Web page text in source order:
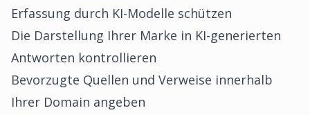
Erfassung durch KI-Modelle schützen
Die Darstellung Ihrer Marke in KI-generierten
Antworten kontrollieren
Bevorzugte Quellen und Verweise innerhalb
Ihrer Domain angeben